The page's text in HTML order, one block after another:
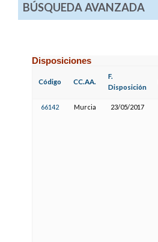
BÚSQUEDA AVANZADA
Disposiciones
Código CC.AA.
F.
Disposición
66142 Murcia 23/05/2017